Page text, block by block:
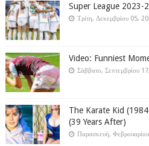
Super League 2023-
Τρίτη, Δεκεμβρίου 05,
Video: Funniest
Σάββατο, Σεπτεμβρίου
The Karate Kid
(39 Years After)
Παρασκευή,